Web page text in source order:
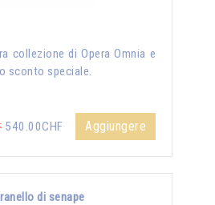
collezione di Opera Omnia e
sconto speciale.
540.00CHF Aggiungere
di senape